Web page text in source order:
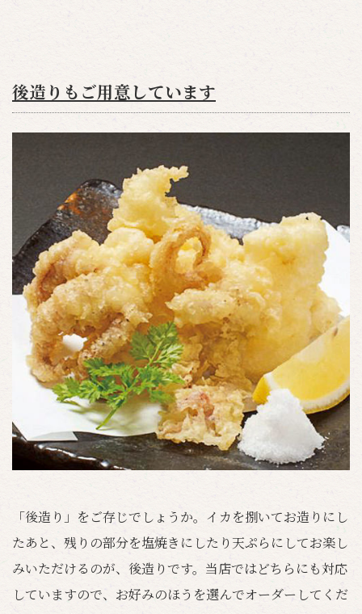
後造りもご用意しています
「後造り」をご存じでしょうか。イカを捌いてお造りにし
たあと、残りの部分を塩焼きにしたり天ぷらにしてお楽し
みいただけるのが、後造りです。当店ではどちらにも対応
していますので、お好みのほうを選んでオーダーしてくだ